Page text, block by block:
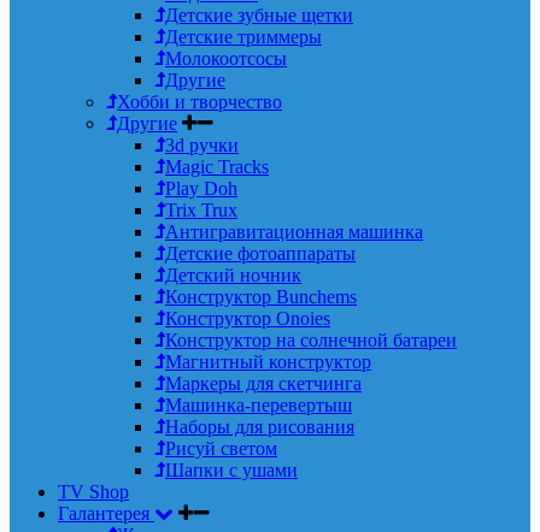
Детские зубные щетки
Детские триммеры
Молокоотсосы
Другие
Хобби и творчество
Другие
3d ручки
Magic Tracks
Play Doh
Trix Trux
Антигравитационная машинка
Детские фотоаппараты
Детский ночник
Конструктор Bunchems
Конструктор Onoies
Конструктор на солнечной батареи
Магнитный конструктор
Маркеры для скетчинга
Машинка-перевертыш
Наборы для рисования
Рисуй светом
Шапки с ушами
TV Shop
Галантерея